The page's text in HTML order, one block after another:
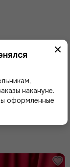
Будьте
накануне.
оформленные